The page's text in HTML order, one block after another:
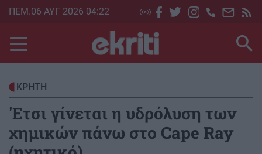
Skip
main
content
ΠΕΜ.06 ΑΥΓ 2026 04:22
ΚΡΗΤΗ
'Ετσι γίνεται η υδρόλυση των
χημικών πάνω στο Cape Ray